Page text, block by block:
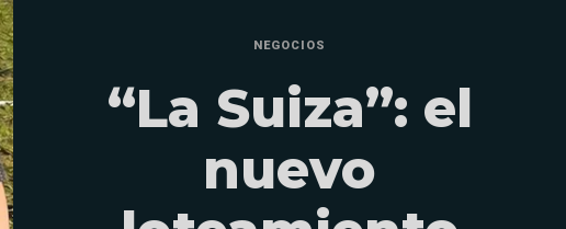
NEGOCIOS
“La Suiza”: el
nuevo